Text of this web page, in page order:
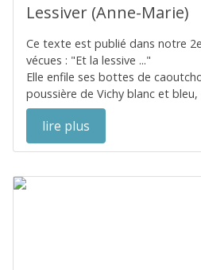
Lessiver (Anne-Marie)
Ce texte est publié dans notre
vécues : "Et la lessive ..."
Elle enfile ses bottes de
poussière de Vichy blanc et bleu,
lire plus